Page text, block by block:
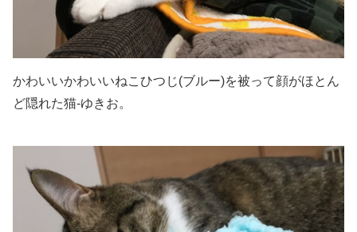
かわいいかわいいねこひつじ(ブルー)を被って顔がほとん
ど隠れた猫-ゆきお。